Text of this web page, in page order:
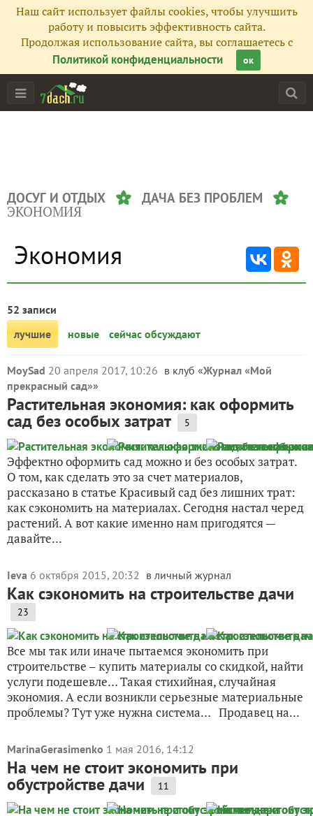
Наш сайт использует файлы cookies, чтобы улучшить
работу и повысить эффективность сайта.
Продолжая использование сайта, вы соглашаетесь с
Политикой конфиденциальности
ок
ДОСУГ И ОТДЫХ ДАЧА БЕЗ ПРОБЛЕМ
ЭКОНОМИЯ
Экономия
52 записи
лучшие
новые сейчас обсуждают
MoySad 20 апреля 2017, 10:26 в клуб «Журнал «Мой
прекрасный сад»»
Растительная экономия: как оформить
сад без особых затрат 5
Эффектно оформить сад можно и без особых затрат.
О том, как сделать это за счет материалов,
рассказано в статье Красивый сад без лишних трат:
как сэкономить на материалах. Сегодня настал черед
растений. А вот какие именно нам пригодятся —
давайте...
Ieva 6 октября 2015, 20:32 в личный журнал
Как сэкономить на строительстве дачи
23
Все мы так или иначе пытаемся экономить при
строительстве – купить материалы со скидкой, найти
услуги подешевле… Такая стихийная, случайная
экономия. А если возникли серьезные материальные
проблемы? Тут уже нужна система… Продавец на...
MarinaGerasimenko 1 мая 2016, 14:12
На чем не стоит экономить при
обустройстве дачи 11